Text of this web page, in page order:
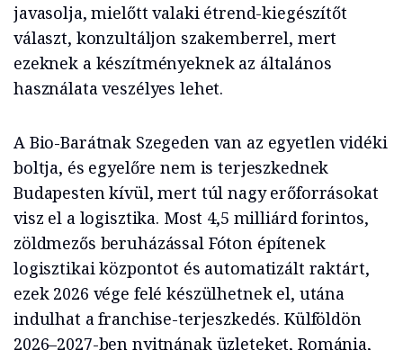
javasolja, mielőtt valaki étrend-kiegészítőt
választ, konzultáljon szakemberrel, mert
ezeknek a készítményeknek az általános
használata veszélyes lehet.
A Bio-Barátnak Szegeden van az egyetlen vidéki
boltja, és egyelőre nem is terjeszkednek
Budapesten kívül, mert túl nagy erőforrásokat
visz el a logisztika. Most 4,5 milliárd forintos,
zöldmezős beruházással Fóton építenek
logisztikai központot és automatizált raktárt,
ezek 2026 vége felé készülhetnek el, utána
indulhat a franchise-terjeszkedés. Külföldön
2026–2027-ben nyitnának üzleteket, Románia,